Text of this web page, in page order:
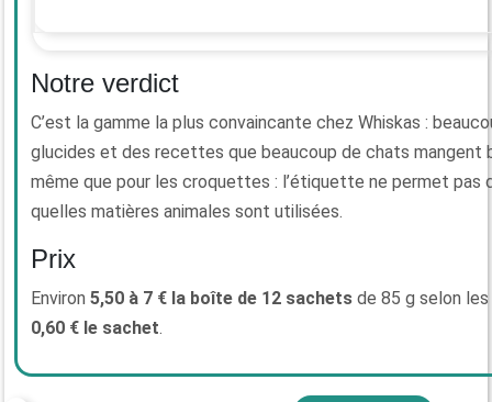
Notre verdict
C’est la gamme la plus convaincante chez Whiskas :
glucides et des recettes que beaucoup de chats mangent
même que pour les croquettes : l’étiquette ne permet pas
quelles matières animales sont utilisées.
Prix
Environ 5,50 à 7 € la boîte de 12 sachets de 85 g selon
0,60 € le sachet.